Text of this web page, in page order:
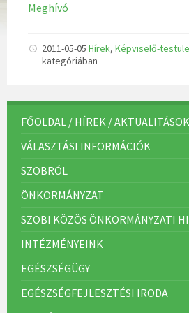
Meghívó
2011-05-05 Hírek, Képviselő-
kategóriában
FŐOLDAL / HÍREK / AKTUALITÁSOK
VÁLASZTÁSI INFORMÁCIÓK
SZOBRÓL
ÖNKORMÁNYZAT
SZOBI KÖZÖS ÖNKORMÁNYZATI
INTÉZMÉNYEINK
EGÉSZSÉGÜGY
EGÉSZSÉGFEJLESZTÉSI IRODA